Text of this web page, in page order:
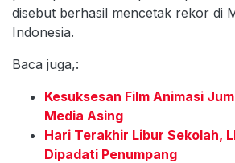
disebut berhasil mencetak rekor di
Indonesia.
Baca juga,:
Kesuksesan Film Animasi
Media Asing
Hari Terakhir Libur Sekolah,
Dipadati Penumpang